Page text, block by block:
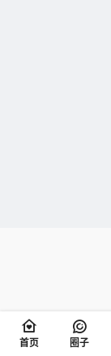
首页 圈子